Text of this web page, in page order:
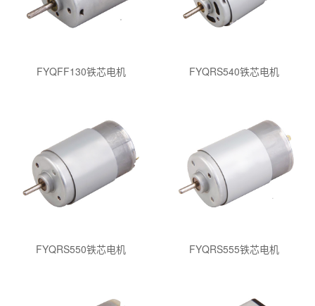
FYQFF130铁芯电机 FYQRS540铁芯电机
FYQRS550铁芯电机 FYQRS555铁芯电机